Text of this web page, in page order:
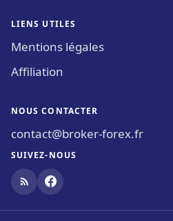
LIENS UTILES
Mentions légales
Affiliation
NOUS CONTACTER
contact@broker-forex.fr
SUIVEZ-NOUS